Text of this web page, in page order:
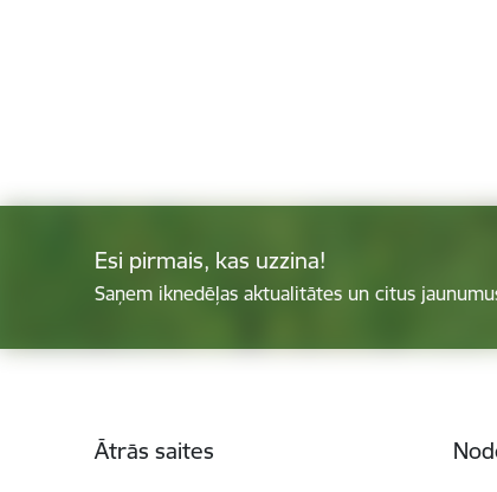
Esi pirmais, kas uzzina!
Saņem iknedēļas aktualitātes un citus
Ātrās saites